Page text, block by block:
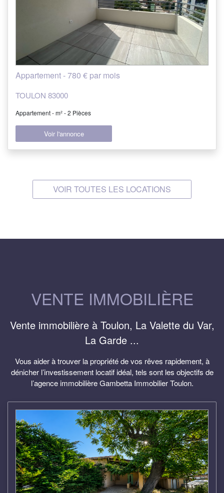
Appartement - 780 € par mois
TOULON 83000
Appartement - m² - 2 Pièces
Voir l'annonce
VOIR TOUTES LES LOCATIONS
VENTE IMMOBILIÈRE
Vente immobilière à Toulon, La Valette du Var,
La Garde ...
Vous aider à trouver la propriété de vos rêves rapidement, à
dénicher l’investissement locatif idéal, tels sont les objectifs de
l’agence immobilièreGambetta ImmobilierToulon.